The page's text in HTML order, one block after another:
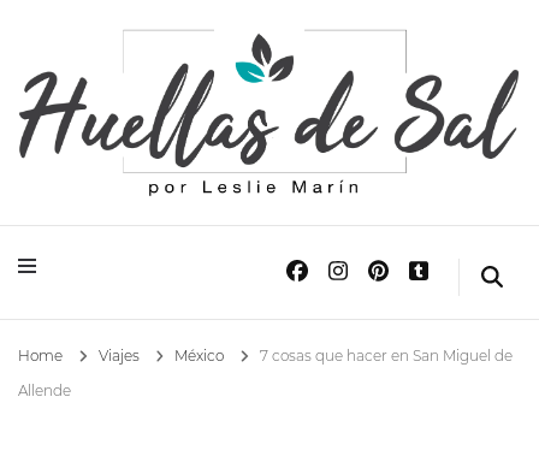
Huellas de Sal
Home Viajes México
7 cosas que hacer en San Miguel de
Allende